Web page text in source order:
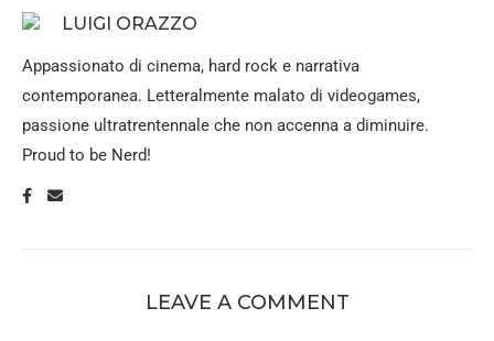
LUIGI ORAZZO
Appassionato di cinema, hard rock e narrativa
contemporanea. Letteralmente malato di videogames,
passione ultratrentennale che non accenna a diminuire.
Proud to be Nerd!
LEAVE A COMMENT